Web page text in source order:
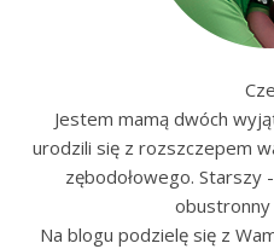
Jestem mamą dwóch
urodzili się z rozszczepem
zębodołowego. Starszy
Na blogu podzielę się z